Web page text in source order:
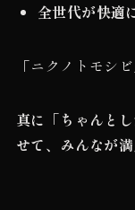
全世代が快適
「ニクノトモシ
真に「ちゃんと
せて、みんなが